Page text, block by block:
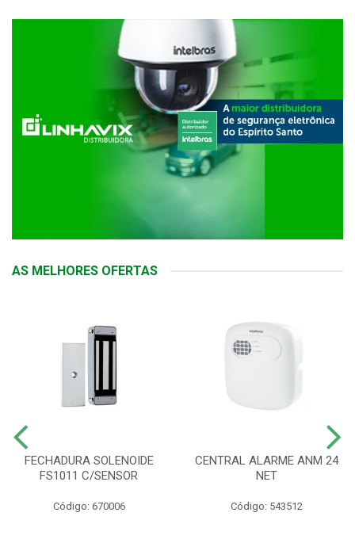
AS MELHORES OFERTAS
FECHADURA SOLENOIDE
FS1011 C/SENSOR
Código: 670006
CENTRAL ALARME ANM 24
NET
Código: 543512